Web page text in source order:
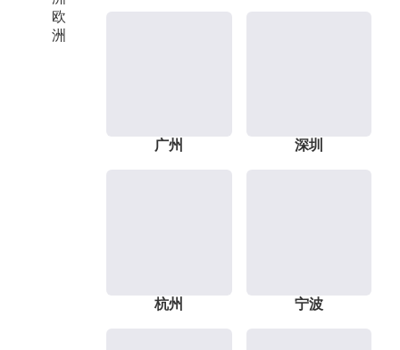
欧
洲
广州 深圳
杭州 宁波